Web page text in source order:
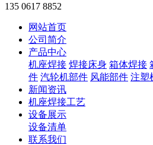
135 0617 8852
网站首页
公司简介
产品中心
机座焊接 焊接床身 箱体焊接
件 汽轮机部件 风能部件 注塑
新闻资讯
机座焊接工艺
设备展示
设备清单
联系我们